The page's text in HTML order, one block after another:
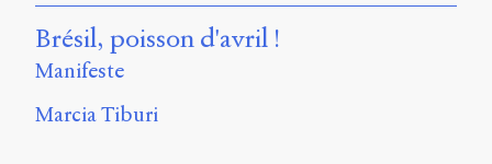
Brésil, poisson d'avril !
Manifeste
Marcia Tiburi